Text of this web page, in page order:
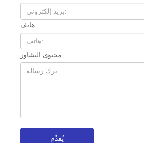
هاتف
محتوى التشاور
يُقدِّم